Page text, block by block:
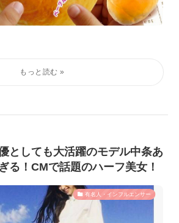
としても大活躍のモデル中条あ
る！CMで話題のハーフ美女！
有名人・インフルエンサー